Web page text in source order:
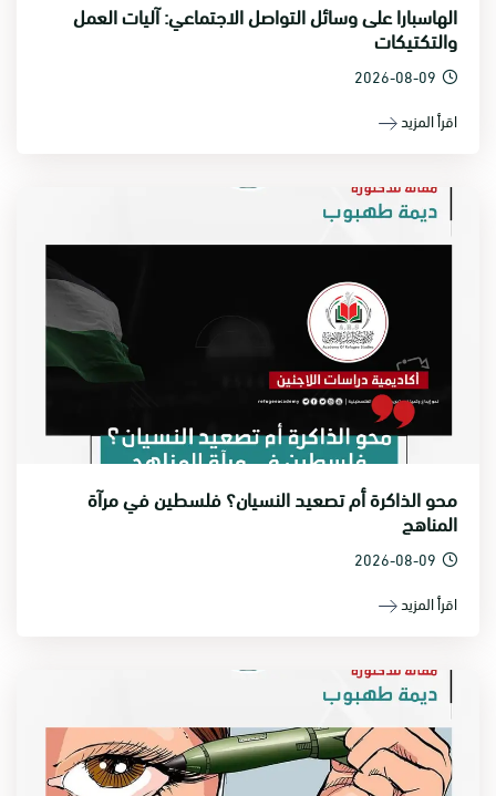
الهاسبارا على وسائل التواصل الاجتماعي: آليات العمل
والتكتيكات
2026-08-09
اقرأ المزيد
محو الذاكرة أم تصعيد النسيان؟ فلسطين في مرآة
المناهج
2026-08-09
اقرأ المزيد